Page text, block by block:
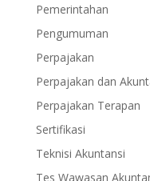
Pemerintahan
Pengumuman
Perpajakan
Perpajakan dan
Perpajakan Terapan
Sertifikasi
Teknisi Akuntansi
Tes Wawasan